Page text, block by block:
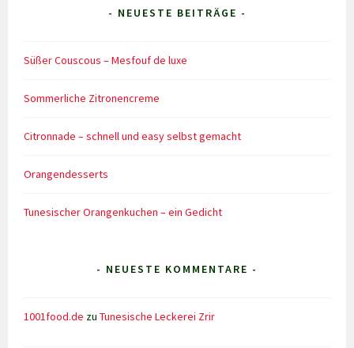
- NEUESTE BEITRÄGE -
Süßer Couscous – Mesfouf de luxe
Sommerliche Zitronencreme
Citronnade – schnell und easy selbst gemacht
Orangendesserts
Tunesischer Orangenkuchen – ein Gedicht
- NEUESTE KOMMENTARE -
1001food.de zuTunesische Leckerei Zrir